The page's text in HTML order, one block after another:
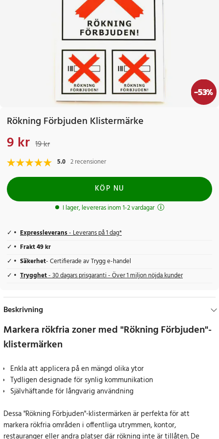
-53%
Rökning Förbjuden Klistermärke
Nuvarande pris
9 kr 19 kr
5.0 2 recensioner
KÖP NU
I lager, levereras inom 1-2 vardagar
Expressleverans- Leverans på 1 dag*
Frakt 49 kr
Säkerhet- Certifierade av Trygg e-handel
Trygghet- 30 dagars prisgaranti - Över 1 miljon nöjda kunder
Beskrivning
Markera rökfria zoner med "Rökning Förbjuden"-
klistermärken
Enkla att applicera på en mängd olika ytor
Tydligen designade för synlig kommunikation
Självhäftande för långvarig användning
Dessa "Rökning Förbjuden"-klistermärken är perfekta för att
markera rökfria områden i offentliga utrymmen, kontor,
restauranger eller andra platser där rökning inte är tillåten. De